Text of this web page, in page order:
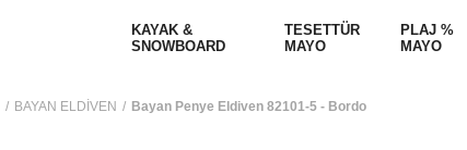
KAYAK &
SNOWBOARD
TESETTÜR
MAYO
PLAJ %
MAYO
BAYAN ELDİVEN Bayan Penye Eldiven 82101-5 - Bordo